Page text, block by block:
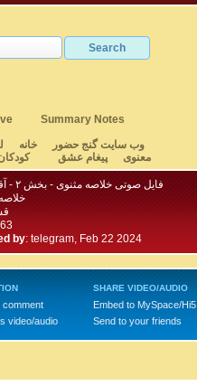
Summary Notes
وب سایت گنج حضور
خانه
معنوی
پیغام عشق
فایل صوتی خلاصه مثنوی - بخش ۲ - آقای حسام
by: telegram, Feb 22 2024
comment
video/audio
SHARE VIDEO/AUDIO
Embed to MySpace/Hi5
Send to your friends